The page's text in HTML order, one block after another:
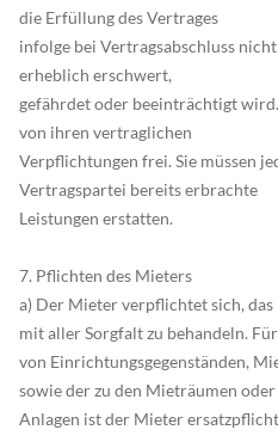
die Erfüllung des Vertrages
infolge bei Vertragsabschluss
erheblich erschwert,
gefährdet oder beeinträchtigt
von ihren vertraglichen
Verpflichtungen frei. Sie müssen
Vertragspartei bereits erbrachte
Leistungen erstatten.
7. Pflichten des Mieters
a) Der Mieter verpflichtet sich,
mit aller Sorgfalt zu behandeln.
von Einrichtungsgegenständen,
sowie der zu den Mieträumen
Anlagen ist der Mieter